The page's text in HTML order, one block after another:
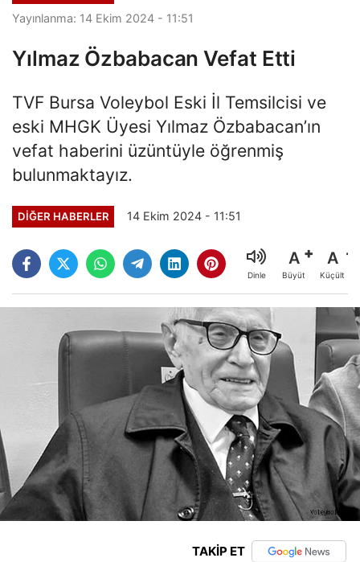
Yayınlanma: 14 Ekim 2024 - 11:51
Yılmaz Özbabacan Vefat Etti
TVF Bursa Voleybol Eski İl Temsilcisi ve
eski MHGK Üyesi Yılmaz Özbabacan’ın
vefat haberini üzüntüyle öğrenmiş
bulunmaktayız.
DIĞER HABERLER 14 Ekim 2024 - 11:51
Dinle
A
Büyüt
A
Küçült
TAKİP ET